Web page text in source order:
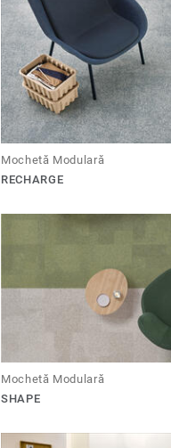
Mochetă Modulară
RECHARGE
Mochetă Modulară
SHAPE